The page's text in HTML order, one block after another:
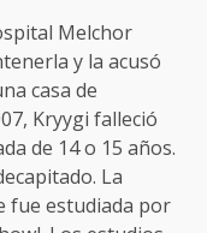
Melchor
y la acusó
casa de
Kryygi falleció
de 14 o 15 años.
La
fue estudiada por